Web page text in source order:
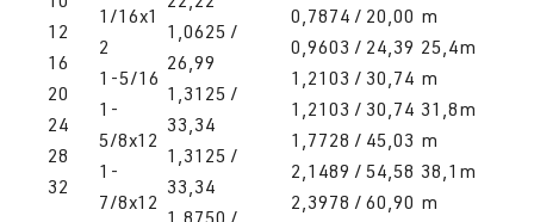
12
16
20
24
28
32
1/16x1
2
1-5/16
1-
5/8x12
1-
7/8x12
1,0625 /
26,99
1,3125 /
33,34
1,3125 /
33,34
0,7874 / 20,00
0,9603 / 24,39
1,2103 / 30,74
1,2103 / 30,74
1,7728 / 45,03
2,1489 / 54,58
2,3978 / 60,90
m
25,4m
m
31,8m
m
38,1m
m